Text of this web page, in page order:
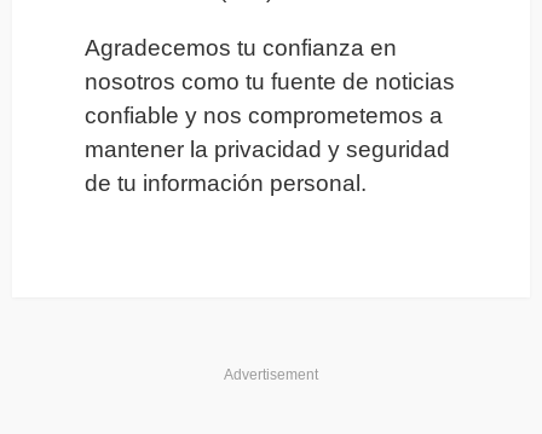
Agradecemos tu confianza en
nosotros como tu fuente de noticias
confiable y nos comprometemos a
mantener la privacidad y seguridad
de tu información personal.
Advertisement